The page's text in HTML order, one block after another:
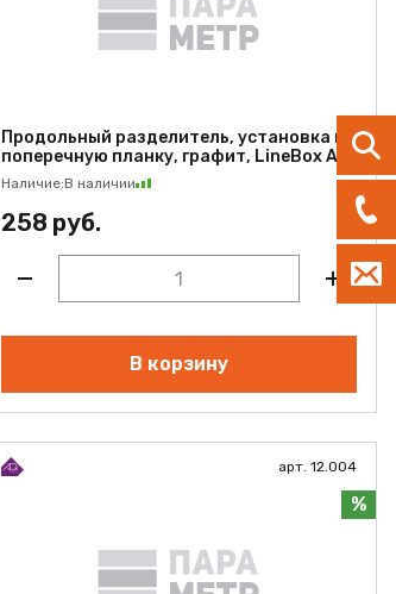
Продольный разделитель, установка на
поперечную планку, графит, LineBox AQ
Наличие:В наличии
258 руб.
В корзину
арт. 12.004
%